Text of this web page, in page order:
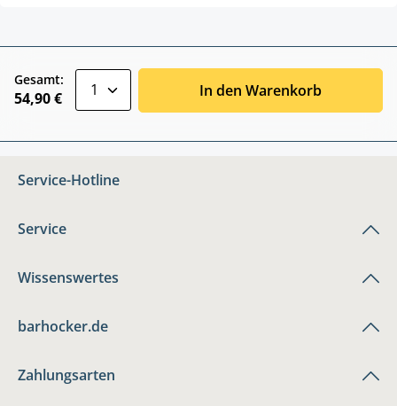
Gesamt:
54,90 € In den Warenkorb
Service-Hotline
Service
Wissenswertes
barhocker.de
Zahlungsarten